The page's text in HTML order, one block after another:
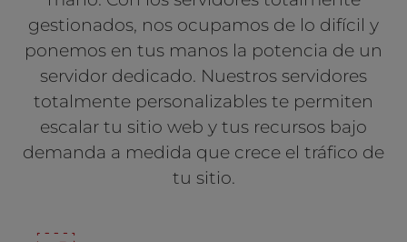
gestionados, nos ocupamos de lo difícil y
ponemos en tus manos la potencia de un
servidor dedicado. Nuestros servidores
totalmente personalizables te permiten
escalar tu sitio web y tus recursos bajo
demanda a medida que crece el tráfico de
tu sitio.